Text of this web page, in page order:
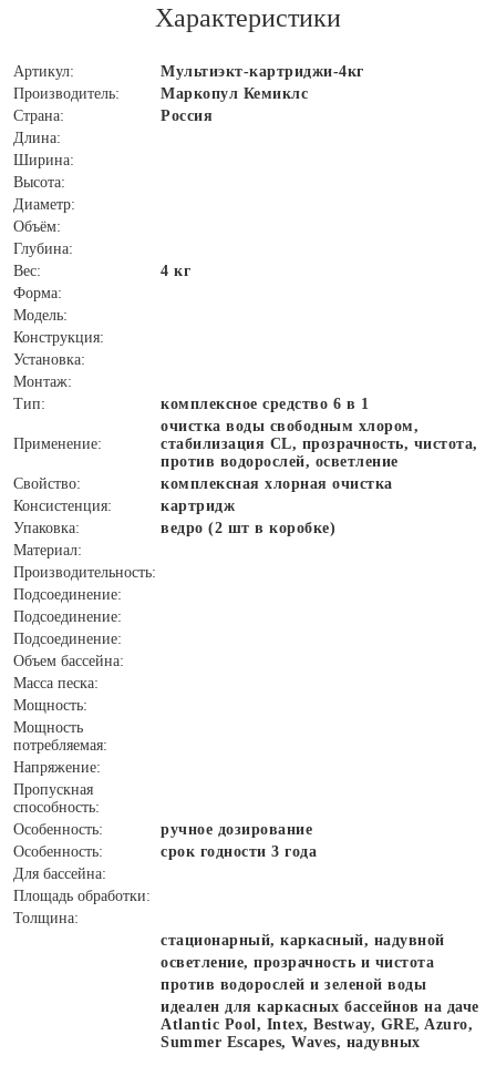
Характеристики
Артикул:
Мультиэкт-картриджи-4кг
Производитель:
Маркопул Кемиклс
Страна:
Россия
Длина:
Ширина:
Высота:
Диаметр:
Объём:
Глубина:
Вес:
4 кг
Форма:
Модель:
Конструкция:
Установка:
Монтаж:
Тип:
комплексное средство 6 в 1
Применение:
очистка воды свободным хлором,
стабилизация CL, прозрачность, чистота,
против водорослей, осветление
Свойство:
комплексная хлорная очистка
Консистенция:
картридж
Упаковка:
ведро (2 шт в коробке)
Материал:
Производительность:
Подсоединение:
Подсоединение:
Подсоединение:
Объем бассейна:
Масса песка:
Мощность:
Мощность
потребляемая:
Напряжение:
Пропускная
способность:
Особенность:
ручное дозирование
Особенность:
срок годности 3 года
Для бассейна:
Площадь обработки:
Толщина:
стационарный, каркасный, надувной
осветление, прозрачность и чистота
против водорослей и зеленой воды
идеален для каркасных бассейнов на даче
Atlantic Pool, Intex, Bestway, GRE, Azuro,
Summer Escapes, Waves, надувных